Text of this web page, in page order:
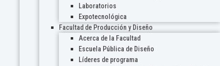
Laboratorios
Expotecnológica
Facultad de Producción y Diseño
Acerca de la Facultad
Escuela Pública de Diseño
Líderes de programa